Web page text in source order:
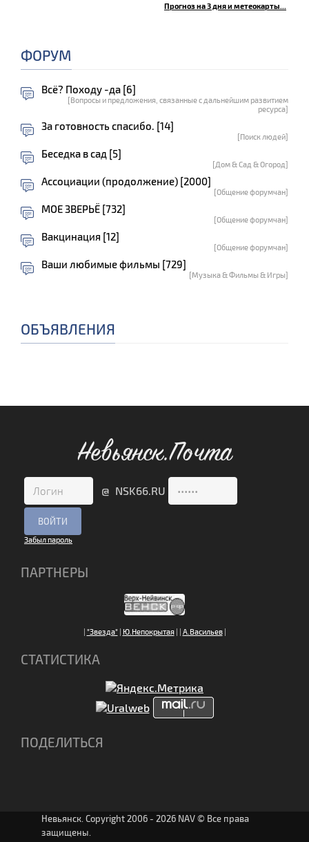
Прогноз на 3 дня и метеокарты...
ФОРУМ
Всё? Походу -да [6]
[Вопросы и предложения, связанные с дальнейшим развитием
ресурса]
За готовность спасибо. [14]
[Поиск людей]
Беседка в сад [5]
[Дом & Сад & Огород]
Ассоциации (продолжение) [2000]
[Общение форумчан]
МОЕ ЗВЕРЬЁ [732]
[Общение форумчан]
Вакцинация [12]
[Общение форумчан]
Ваши любимые фильмы [729]
[Музыка & Фильмы & Игры]
ОБЪЯВЛЕНИЯ
Невьянск.Почта
@ NSK66.RU
Забыл пароль
ПАРТНЕРЫ
| "Звезда"| Ю.Непокрытая| | А.Васильев|
СТАТИСТИКА
ПОДЕЛИТЬСЯ
Невьянск. Copyright 2006 - 2026 NAV © Все права
защищены.